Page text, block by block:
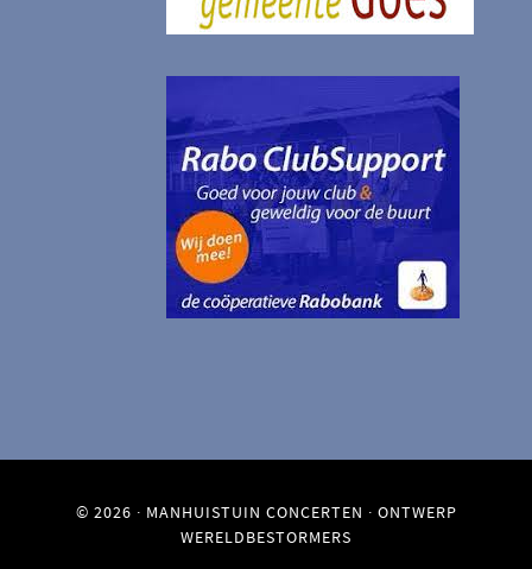
© 2026 · MANHUISTUIN CONCERTEN · ONTWERP
WERELDBESTORMERS